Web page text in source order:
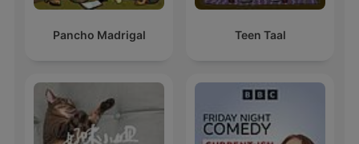
Pancho Madrigal Teen Taal